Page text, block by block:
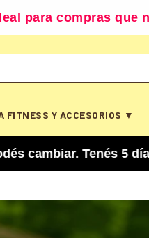
para compras que
FITNESS Y ACCESORIOS ▼
Tenés 5 días